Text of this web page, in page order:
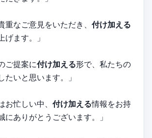
重なご意見をいただき、 付け加える
げます。」
ご提案に付け加える形で、私たちの
たいと思います。」
お忙しい中、 付け加える情報をお持
にありがとうございます。」